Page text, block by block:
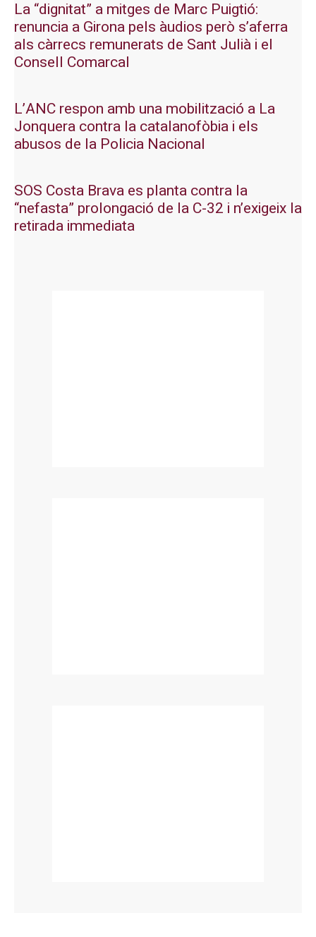
La “dignitat” a mitges de Marc Puigtió:
renuncia a Girona pels àudios però s’aferra
als càrrecs remunerats de Sant Julià i el
Consell Comarcal
L’ANC respon amb una mobilització a La
Jonquera contra la catalanofòbia i els
abusos de la Policia Nacional
SOS Costa Brava es planta contra la
“nefasta” prolongació de la C-32 i n’exigeix la
retirada immediata